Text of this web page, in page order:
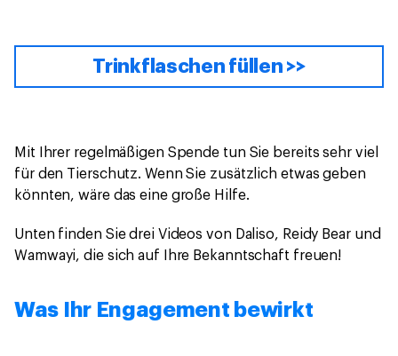
Trinkflaschen füllen >>
Mit Ihrer regelmäßigen Spende tun Sie bereits sehr viel
für den Tierschutz. Wenn Sie zusätzlich etwas geben
könnten, wäre das eine große Hilfe.
Unten finden Sie drei Videos von Daliso, Reidy Bear und
Wamwayi, die sich auf Ihre Bekanntschaft freuen!
Was Ihr Engagement bewirkt